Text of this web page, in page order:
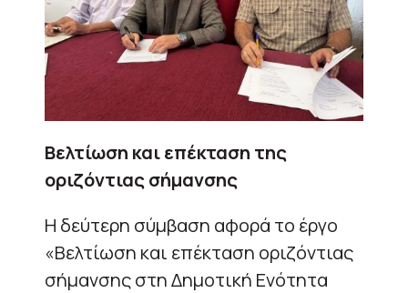
Βελτίωση και επέκταση της
οριζόντιας σήμανσης
Η δεύτερη σύμβαση αφορά το έργο
«Βελτίωση και επέκταση οριζόντιας
σήμανσης στη Δημοτική Ενότητα